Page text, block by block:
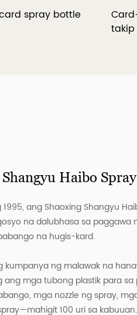
na spray bottle na may
Haibo
ang Shaoxing Shangyu
na dalubhasa sa
na hugis-kard.
kumpanya ng malawak na
ang mga tubong plastik para
mga nozzle ng spray,
100 uri sa